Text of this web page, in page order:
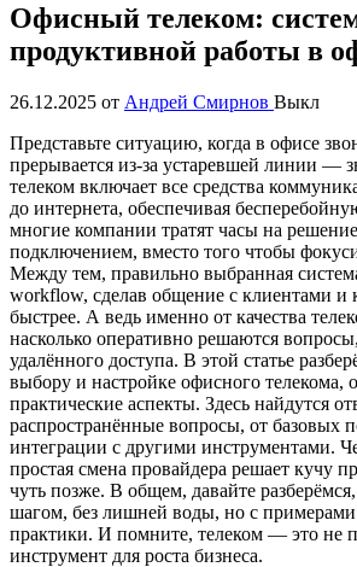
Офисный телеком:
продуктивной работы в
26.12.2025 от Андрей Смирнов Выкл
Представьте ситуацию, когда в офисе
прерывается из-за устаревшей линии —
телеком включает все средства
до интернета, обеспечивая
многие компании тратят часы на
подключением, вместо того чтобы
Между тем, правильно выбранная
workflow, сделав общение с клиентами и
быстрее. А ведь именно от качества
насколько оперативно решаются
удалённого доступа. В этой статье
выбору и настройке офисного телекома,
практические аспекты. Здесь найдутся
распространённые вопросы, от базовых
интеграции с другими инструментами.
простая смена провайдера решает кучу
чуть позже. В общем, давайте
шагом, без лишней воды, но с примерами
практики. И помните, телеком — это не
инструмент для роста бизнеса.